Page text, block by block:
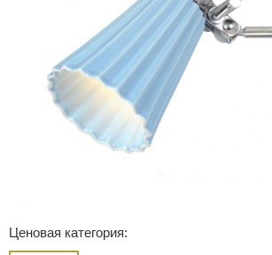
Ценовая категория: